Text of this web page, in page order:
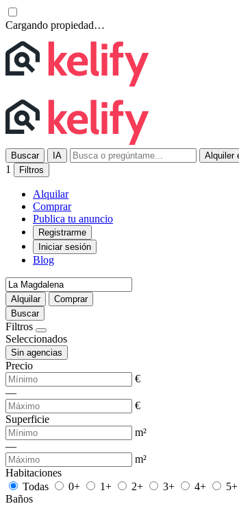
Cargando propiedad…
Buscar IA Alquiler
1 Filtros
Alquilar
Comprar
Publica tu anuncio
Registrarme
Iniciar sesión
Blog
Alquilar
Comprar
Buscar
Filtros
Seleccionados
Sin agencias
Precio
€
—
€
Superficie
m²
—
m²
Habitaciones
Todas
0+ 1+ 2+ 3+ 4+
5+
Baños